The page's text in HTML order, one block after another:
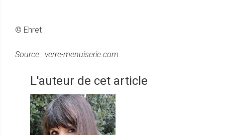
© Ehret
Source : verre-menuiserie.com
L'auteur de cet article